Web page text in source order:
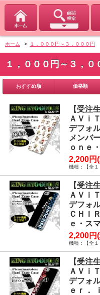
ホーム > １，０００円～３，０００円
１，０００円～３，０
おすすめ順 価格順
【受注
ＡＶｉ
デフォ
メンバ
ｏｎｅ
2,200円
機種：【全１
【受注
ＡＶｉ
デフォ
ＣＨＩ
ｅ・ス
2,200円
機種：【全１
【受注
ＡＶｉ
デフォ
ｅｒ．